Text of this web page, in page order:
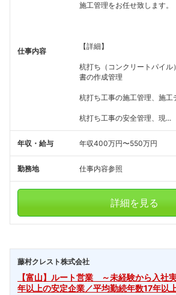
仕事内容
施工管理をお任せ致します。
【詳細】
杭打ち（コンクリートパイル
書の作成管理
杭打ち工事の施工管理、施工
杭打ち工事の安全管理、現...
年収・給与 年収400万円〜550万円
勤務地 仕事内容参照
詳細を見る
藤村クレスト株式会社
【富山】ルート営業 ～未経験から入社
年以上の安定企業／平均勤続年数17年以